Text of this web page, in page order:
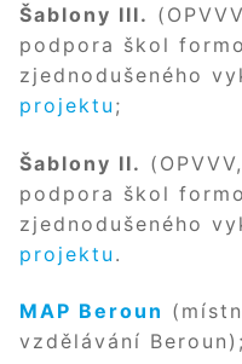
Šablony III.
podpora škol
zjednodušeného
projektu ;
Šablony II.
podpora škol
zjednodušeného
projekt u .
MAP Beroun
vzdělávání Beroun);